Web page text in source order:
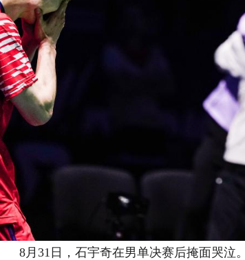
8月31日，石宇奇在男单决赛后掩面哭泣